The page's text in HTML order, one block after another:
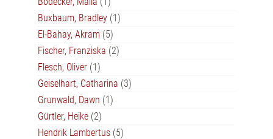
Buxbaum, Bradley (1)
El-Bahay, Akram (5)
Fischer, Franziska (2)
Flesch, Oliver (1)
Geiselhart, Catharina (3)
Grunwald, Dawn (1)
Gürtler, Heike (2)
Hendrik Lambertus (5)